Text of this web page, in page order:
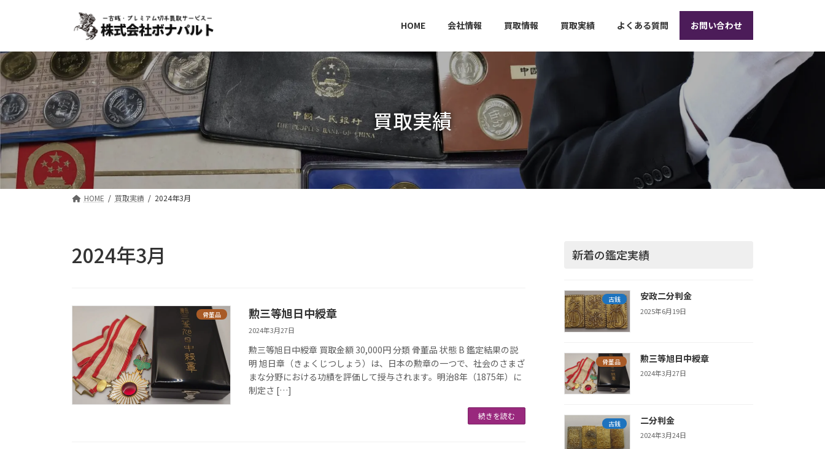
ン
ツ
へ
ス
キ
ッ
プ
ー
シ
ョ
ン
に
移
動
HOME 会社情報 買取情報 買取実績 よくある質問 お問い合わせ
買取実績
HOME 買取実績 2024年3月
2024年3月
骨董品 勲三等旭日中綬章
2024年3月27日
勲三等旭日中綬章 買取金額 30,000円 分類 骨董品 状態 B 鑑定結果の説
明 旭日章（きょくじつしょう）は、日本の勲章の一つで、社会のさまざ
まな分野における功績を評価して授与されます。明治8年（1875年）に
制定さ […]
続きを読む
新着の鑑定実績
古銭 安政二分判金
2025年6月19日
骨董品 勲三等旭日中綬章
2024年3月27日
古銭 二分判金
2024年3月24日